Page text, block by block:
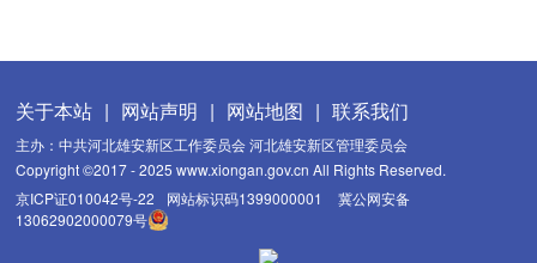
关于本站 | 网站声明 | 网站地图 | 联系我们
主办：中共河北雄安新区工作委员会 河北雄安新区管理委员会
Copyright ©2017 - 2025 www.xiongan.gov.cn All Rights Reserved.
京ICP证010042号-22
网站标识码1399000001
冀公网安备
13062902000079号